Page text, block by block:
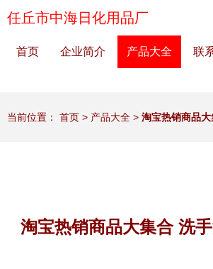
任丘市中海日化用品厂
首页 企业简介 产品大全 联
当前位置： 首页 > 产品大全 > 淘宝热销商品
淘宝热销商品大集合 洗